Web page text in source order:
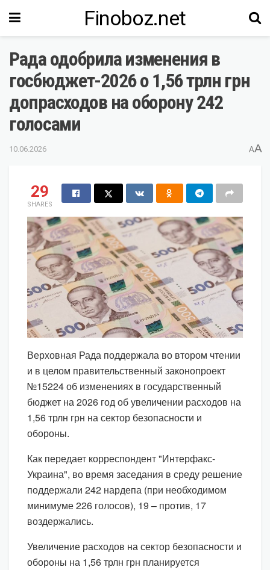
Finoboz.net
Рада одобрила изменения в
госбюджет-2026 о 1,56 трлн грн
допрасходов на оборону 242
голосами
10.06.2026 AA
29
SHARES
Верховная Рада поддержала во втором чтении
и в целом правительственный законопроект
№15224 об изменениях в государственный
бюджет на 2026 год об увеличении расходов на
1,56 трлн грн на сектор безопасности и
обороны.
Как передает корреспондент "Интерфакс-
Украина", во время заседания в среду решение
поддержали 242 нардепа (при необходимом
минимуме 226 голосов), 19 – против, 17
воздержались.
Увеличение расходов на сектор безопасности и
обороны на 1,56 трлн грн планируется